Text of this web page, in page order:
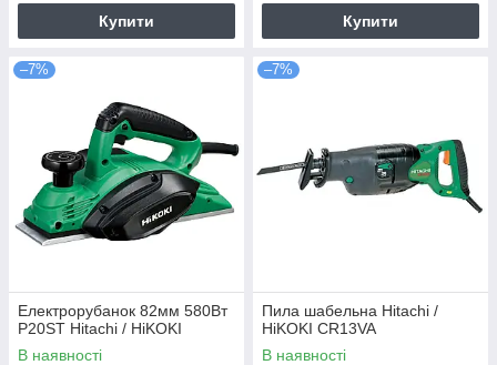
Купити Купити
–7%
Електрорубанок 82мм 580Вт
P20ST Hitachi / HiKOKI
В наявності
–7%
Пила шабельна Hitachi /
HiKOKI CR13VA
В наявності